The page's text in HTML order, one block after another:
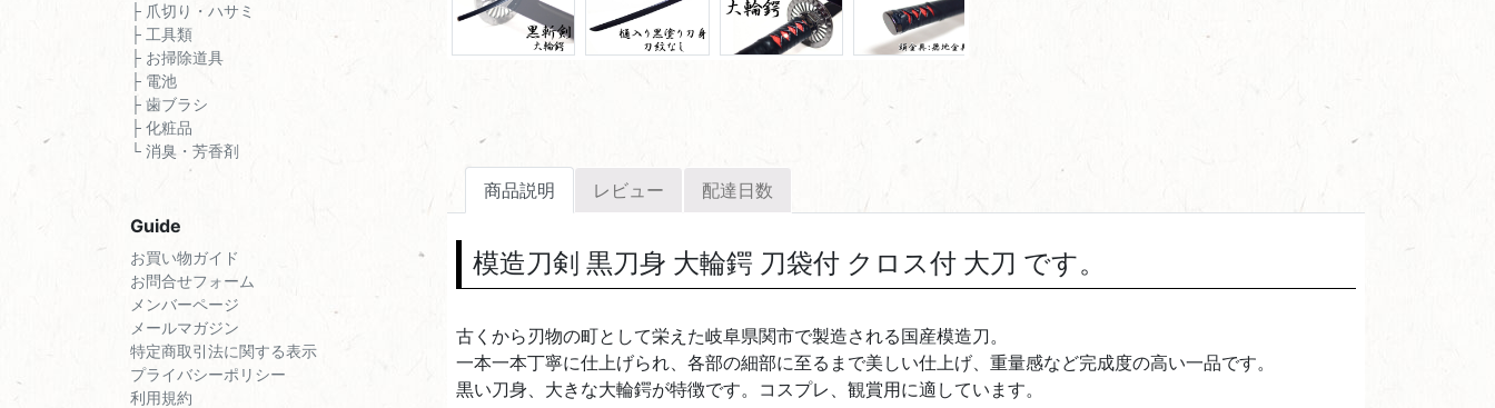
商品説明 レビュー 配達日数
模造刀剣 黒刀身 大輪鍔 刀袋付 クロス付 大刀 です。
古くから刃物の町として栄えた岐阜県関市で製造される国産模造刀。
一本一本丁寧に仕上げられ、各部の細部に至るまで美しい仕上げ、重量感など完成度の高い一品です。
黒い刀身、大きな大輪鍔が特徴です。コスプレ、観賞用に適しています。
├ 爪切り・ハサミ
├ 工具類
├ お掃除道具
├ 電池
├ 歯ブラシ
├ 化粧品
└ 消臭・芳香剤
Guide
お買い物ガイド
お問合せフォーム
メンバーページ
メールマガジン
特定商取引法に関する表示
プライバシーポリシー
利用規約